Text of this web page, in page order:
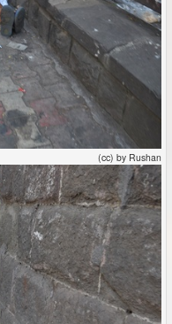
(cc) by Rushan